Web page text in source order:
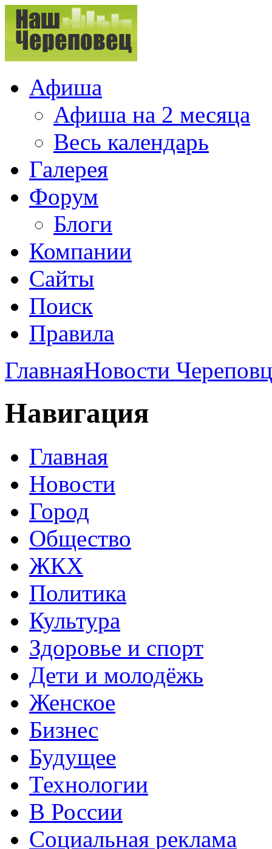
Афиша
Афиша на 2 месяца
Весь календарь
Галерея
Форум
Блоги
Компании
Сайты
Поиск
Правила
ГлавнаяНовости
Навигация
Главная
Новости
Город
Общество
ЖКХ
Политика
Культура
Здоровье и спорт
Дети и молодёжь
Женское
Бизнес
Будущее
Технологии
В России
Социальная реклама